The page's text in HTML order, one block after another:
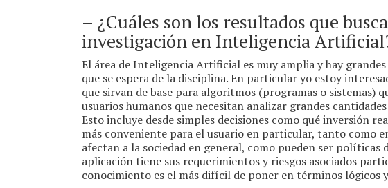
– ¿Cuáles son los resultados que
investigación en Inteligencia
El área de Inteligencia Artificial es muy amplia y hay
que se espera de la disciplina. En particular yo estoy
que sirvan de base para algoritmos (programas o sistemas)
usuarios humanos que necesitan analizar grandes
Esto incluye desde simples decisiones como qué inversión
más conveniente para el usuario en particular, tanto como
afectan a la sociedad en general, como pueden ser políticas
aplicación tiene sus requerimientos y riesgos asociados
conocimiento es el más difícil de poner en términos lógicos